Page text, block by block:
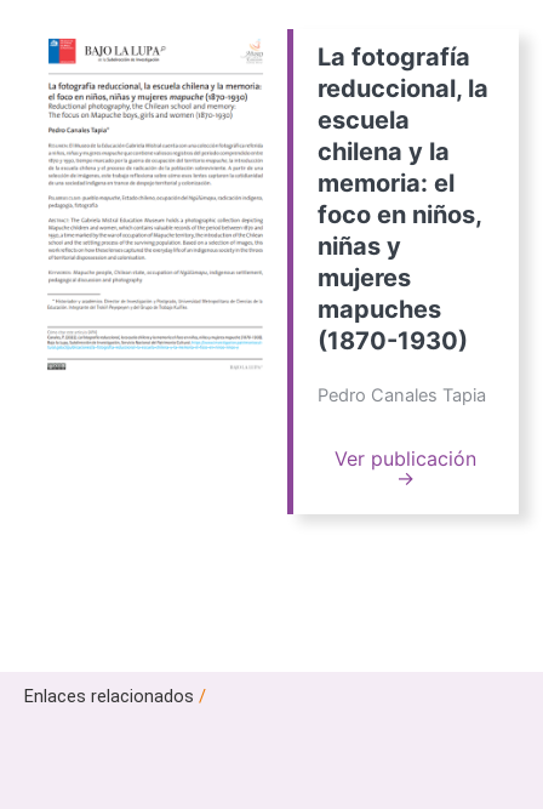
La fotografía
reduccional, la
escuela
chilena y la
memoria: el
foco en niños,
niñas y
mujeres
mapuches
(1870-1930)
Pedro Canales Tapia
Ver publicación
→
Enlaces relacionados /